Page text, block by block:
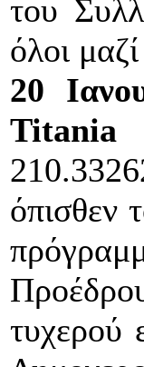
του
όλοι
20
Titania
όπισθεν
τυχερού